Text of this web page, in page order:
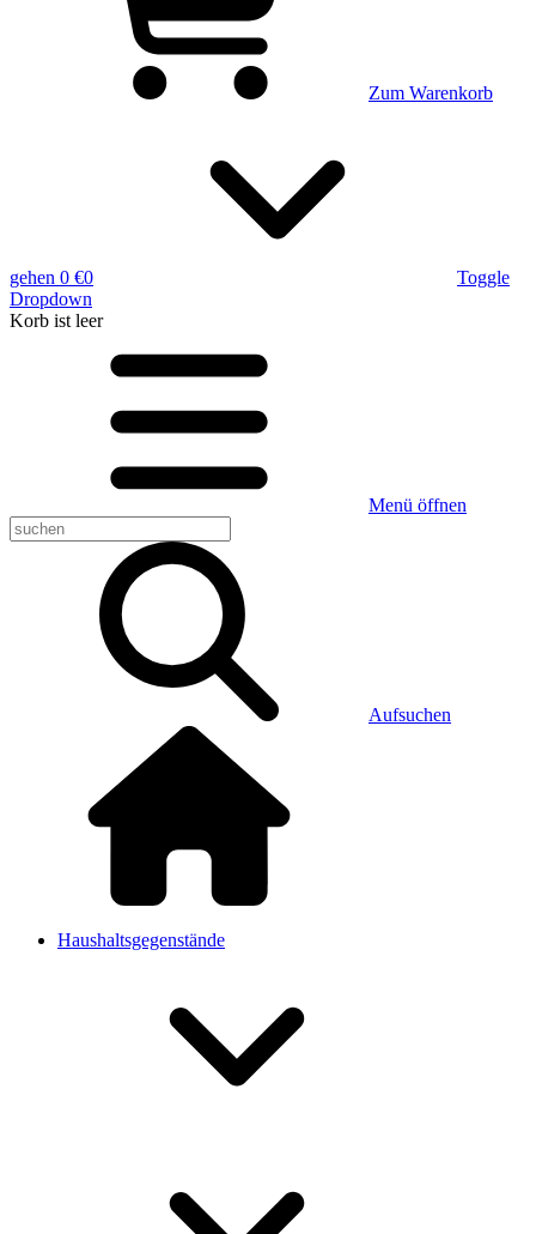
Zum Warenkorb
gehen 0 €0
Toggle
Dropdown
Korb ist leer
Menü öffnen
Aufsuchen
Haushaltsgegenstände